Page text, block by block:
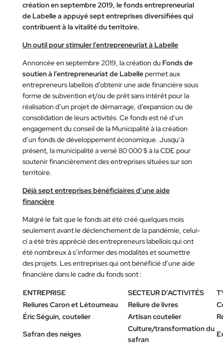
création en septembre 2019, le fonds entrepreneurial
de Labelle a appuyé sept entreprises diversifiées qui
contribuent à la vitalité du territoire.
Un outil pour stimuler l’entrepreneuriat à Labelle
Annoncée en septembre 2019, la création du Fonds de
soutien à l’entrepreneuriat de Labellepermet aux
entrepreneurs labellois d’obtenir une aide financière sous
forme de subvention et/ou de prêt sans intérêt pour la
réalisation d’un projet de démarrage, d’expansion ou de
consolidation de leurs activités. Ce fonds est né d’un
engagement du conseil de la Municipalité à la création
d’un fonds de développement économique. Jusqu’à
présent, la municipalité a versé 80 000 $ à la CDE pour
soutenir financièrement des entreprises situées sur son
territoire.
Déjà sept entreprises bénéficiaires d’une aide
financière
Malgré le fait que le fonds ait été créé quelques mois
seulement avant le déclenchement de la pandémie, celui-
ci a été très apprécié des entrepreneurs labellois qui ont
été nombreux à s’informer des modalités et soumettre
des projets. Les entreprises qui ont bénéficié d’une aide
financière dans le cadre du fonds sont :
ENTREPRISE SECTEUR D’ACTIVITÉS
Reliures Caron et Létourneau
Reliure de livres
Éric Séguin, coutelier
Artisan coutelier
Safran des neiges
Culture/transformation du
safran